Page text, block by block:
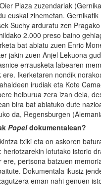
Plaza zuzendariak
euskal zinemetan.
Suchy arduratu zen
2.000 preso baino
bat abiatu zuen Enric
jakin zuen Anjel Lekuona
errausketa labearen
Ikerketaren nondik
irudiak eta Kote
helburua zera izan dela,
bira bat abiatuko dute
da, Regensburgen
Popeldokumentalean?
txiki eta on askoren
heriotzarekin lotutako istorio
pertsona batzuen
Dokumentala ikusiz
eman nahi genuen